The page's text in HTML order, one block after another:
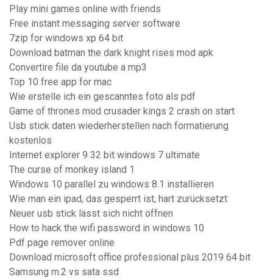
Play mini games online with friends
Free instant messaging server software
7zip for windows xp 64 bit
Download batman the dark knight rises mod apk
Convertire file da youtube a mp3
Top 10 free app for mac
Wie erstelle ich ein gescanntes foto als pdf
Game of thrones mod crusader kings 2 crash on start
Usb stick daten wiederherstellen nach formatierung
kostenlos
Internet explorer 9 32 bit windows 7 ultimate
The curse of monkey island 1
Windows 10 parallel zu windows 8.1 installieren
Wie man ein ipad, das gesperrt ist, hart zurücksetzt
Neuer usb stick lässt sich nicht öffnen
How to hack the wifi password in windows 10
Pdf page remover online
Download microsoft office professional plus 2019 64 bit
Samsung m.2 vs sata ssd